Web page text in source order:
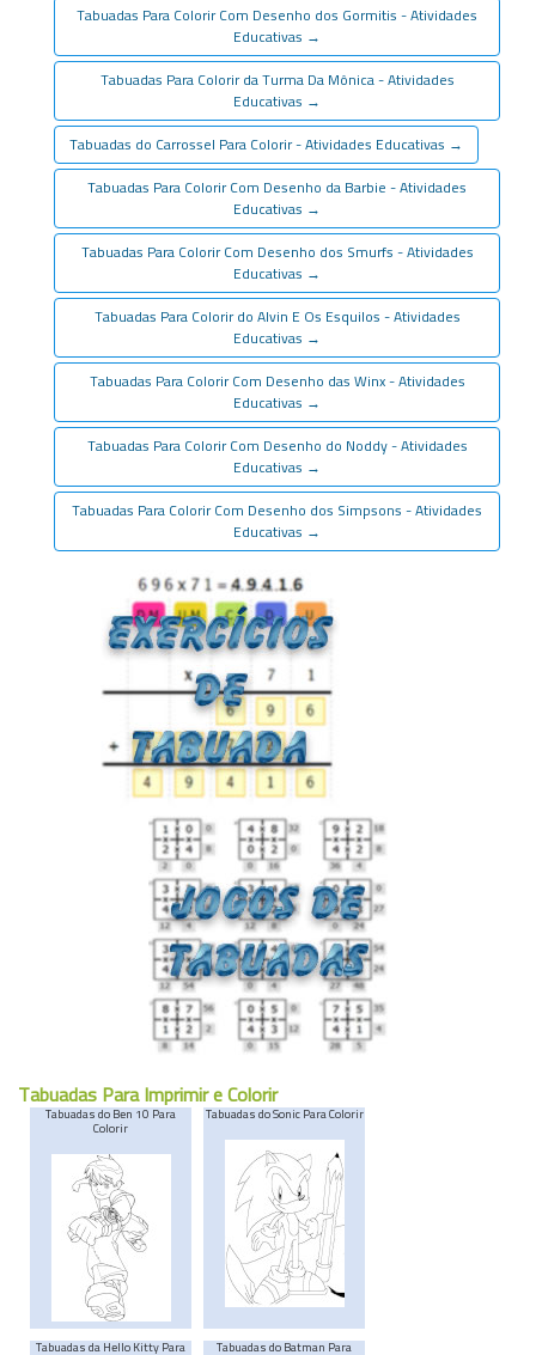
Tabuadas Para Colorir Com Desenho dos Gormitis - Atividades
Educativas →
Tabuadas Para Colorir da Turma Da Mônica - Atividades
Educativas →
Tabuadas do Carrossel Para Colorir - Atividades Educativas →
Tabuadas Para Colorir Com Desenho da Barbie - Atividades
Educativas →
Tabuadas Para Colorir Com Desenho dos Smurfs - Atividades
Educativas →
Tabuadas Para Colorir do Alvin E Os Esquilos - Atividades
Educativas →
Tabuadas Para Colorir Com Desenho das Winx - Atividades
Educativas →
Tabuadas Para Colorir Com Desenho do Noddy - Atividades
Educativas →
Tabuadas Para Colorir Com Desenho dos Simpsons - Atividades
Educativas →
Tabuadas Para Imprimir e Colorir
Tabuadas do Ben 10 Para
Colorir
Tabuadas do Sonic Para Colorir
Tabuadas da Hello Kitty Para Tabuadas do Batman Para